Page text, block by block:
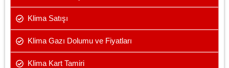
Klima Satışı
Klima Gazı Dolumu ve Fiyatları
Klima Kart Tamiri